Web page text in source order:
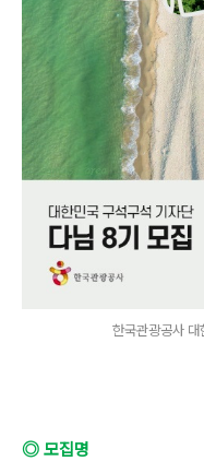
한국관광공사 대
◎ 모집명